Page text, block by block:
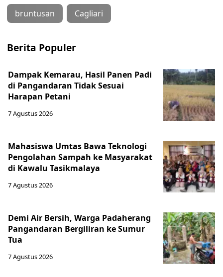
bruntusan Cagliari
Berita Populer
Dampak Kemarau, Hasil Panen Padi
di Pangandaran Tidak Sesuai
Harapan Petani
7 Agustus 2026
Mahasiswa Umtas Bawa Teknologi
Pengolahan Sampah ke Masyarakat
di Kawalu Tasikmalaya
7 Agustus 2026
Demi Air Bersih, Warga Padaherang
Pangandaran Bergiliran ke Sumur
Tua
7 Agustus 2026